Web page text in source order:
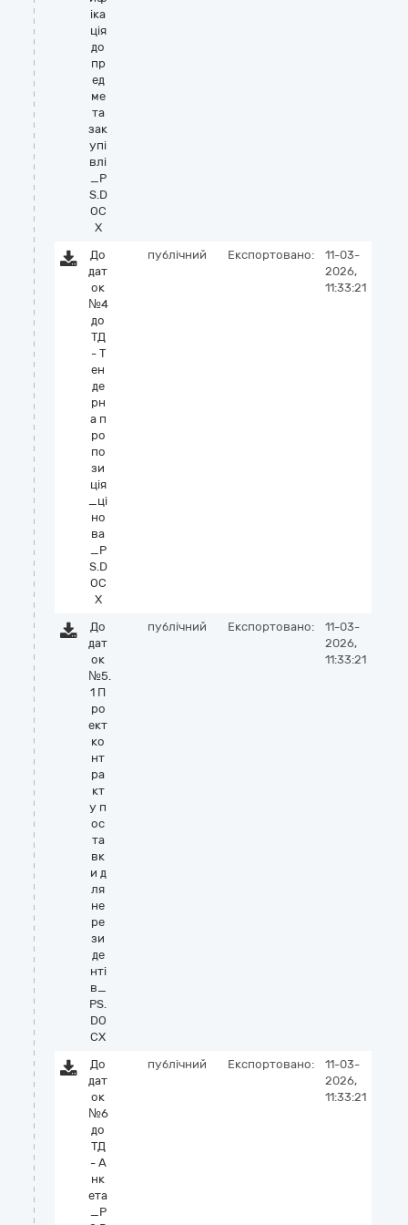
іка
ція
до
пр
ед
ме
та
зак
упі
влі
_P
S.D
OC
X
До
дат
ок
№4
до
ТД
- Т
ен
де
рн
а п
ро
по
зи
ція
_ці
но
ва
_P
S.D
OC
X
публічний Експортовано:
11-03-
2026,
11:33:21
До
дат
ок
№5.
1 П
ро
ект
ко
нт
ра
кт
у п
ос
та
вк
и д
ля
не
ре
зи
де
нті
в_
PS.
DO
CX
публічний Експортовано:
11-03-
2026,
11:33:21
До
дат
ок
№6
до
ТД
- А
нк
ета
_P
публічний Експортовано:
11-03-
2026,
11:33:21